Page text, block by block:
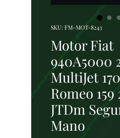
SKU: FM-MOT-8243
Motor Fiat
940A5000
MultiJet
Romeo 159
JTDm
Mano